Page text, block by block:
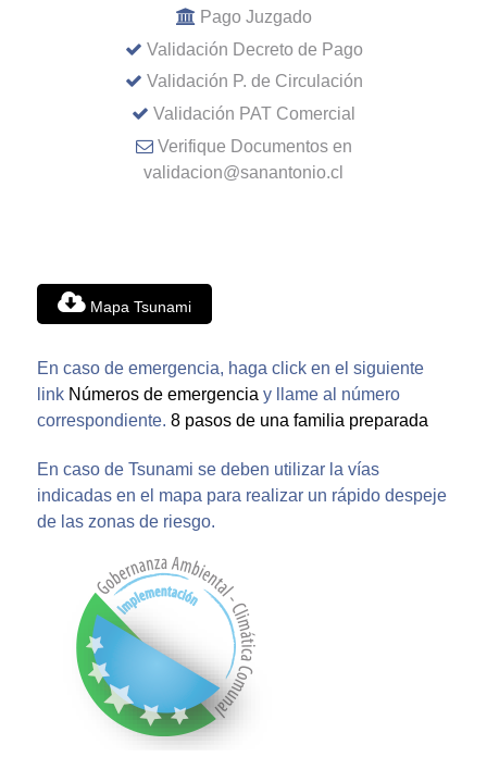
Pago Juzgado
Validación Decreto de Pago
Validación P. de Circulación
Validación PAT Comercial
Verifique Documentos en
validacion@sanantonio.cl
Mapa Tsunami
En caso de emergencia, haga click en el siguiente
link Números de emergencia y llame al número
correspondiente. 8 pasos de una familia preparada
En caso de Tsunami se deben utilizar la vías
indicadas en el mapa para realizar un rápido despeje
de las zonas de riesgo.